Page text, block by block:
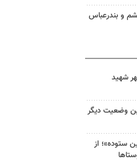
و بندرعباس
شهید
وضعیت دیگر
ستوده»؛ از